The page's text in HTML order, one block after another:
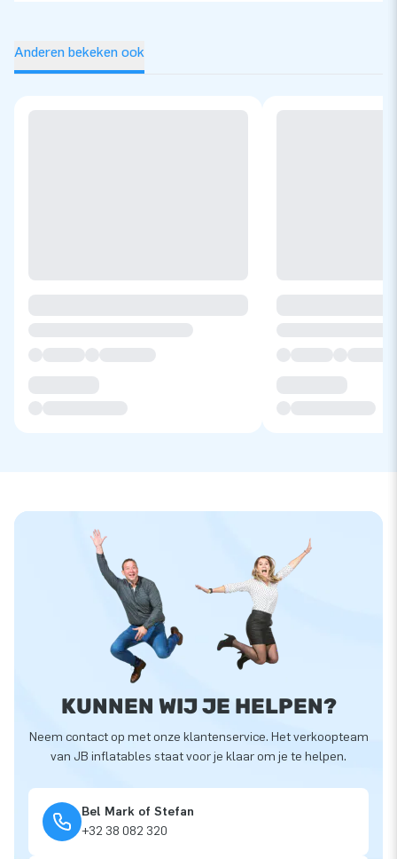
Anderen bekeken ook
KUNNEN WIJ JE HELPEN?
Neem contact op met onze klantenservice. Het verkoopteam
van JB inflatables staat voor je klaar om je te helpen.
Bel Mark of Stefan
+32 38 082 320